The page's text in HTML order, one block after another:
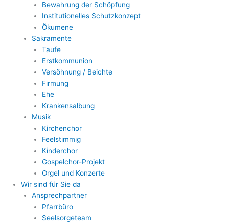
Bewahrung der Schöpfung
Institutionelles Schutzkonzept
Ökumene
Sakramente
Taufe
Erstkommunion
Versöhnung / Beichte
Firmung
Ehe
Krankensalbung
Musik
Kirchenchor
Feelstimmig
Kinderchor
Gospelchor-Projekt
Orgel und Konzerte
Wir sind für Sie da
Ansprechpartner
Pfarrbüro
Seelsorgeteam